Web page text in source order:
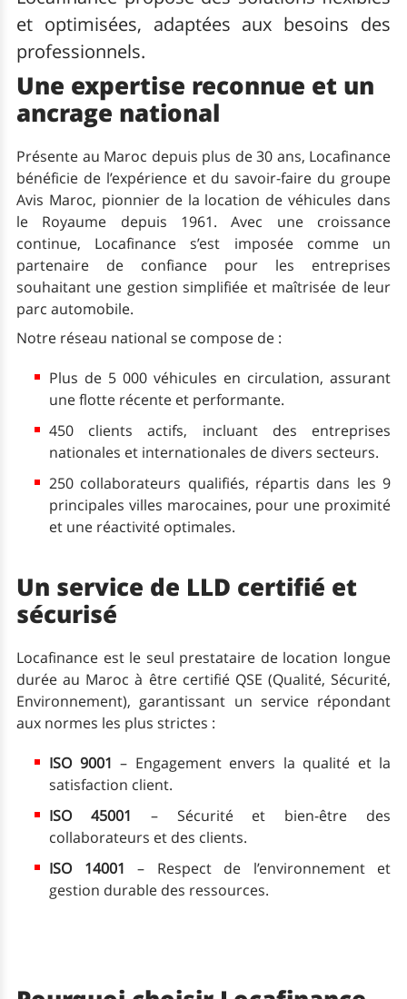
et optimisées, adaptées aux besoins des
professionnels.
Une expertise reconnue et un
ancrage national
Présente au Maroc depuis plus de 30 ans, Locafinance
bénéficie de l’expérience et du savoir-faire du groupe
Avis Maroc, pionnier de la location de véhicules dans
le Royaume depuis 1961. Avec une croissance
continue, Locafinance s’est imposée comme un
partenaire de confiance pour les entreprises
souhaitant une gestion simplifiée et maîtrisée de leur
parc automobile.
Notre réseau national se compose de :
Plus de 5 000 véhicules en circulation, assurant
une flotte récente et performante.
450 clients actifs, incluant des entreprises
nationales et internationales de divers secteurs.
250 collaborateurs qualifiés, répartis dans les 9
principales villes marocaines, pour une proximité
et une réactivité optimales.
Un service de LLD certifié et
sécurisé
Locafinance est le seul prestataire de location longue
durée au Maroc à être certifié QSE (Qualité, Sécurité,
Environnement), garantissant un service répondant
aux normes les plus strictes :
ISO 9001 – Engagement envers la qualité et la
satisfaction client.
ISO 45001 – Sécurité et bien-être des
collaborateurs et des clients.
ISO 14001 – Respect de l’environnement et
gestion durable des ressources.